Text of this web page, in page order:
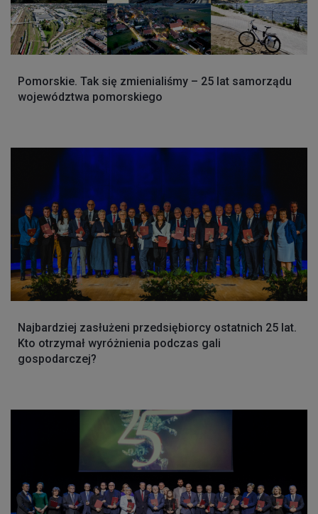
Pomorskie. Tak się zmienialiśmy – 25 lat samorządu
województwa pomorskiego
Najbardziej zasłużeni przedsiębiorcy ostatnich 25 lat.
Kto otrzymał wyróżnienia podczas gali
gospodarczej?